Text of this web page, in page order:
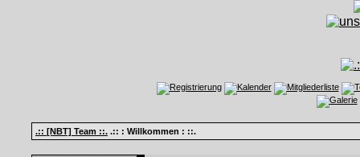
.:: [NBT] Team ::. .:: : Willkommen : ::.